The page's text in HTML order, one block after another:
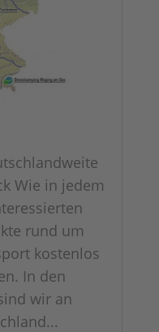
Wie in jedem
rund um
kostenlos
In den
wir an